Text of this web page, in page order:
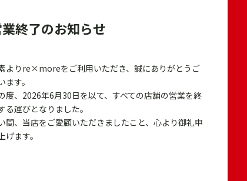
終了のお知らせ
よりre×moreをご利用いただき、誠にありがとうご
ます。
度、2026年6月30日を以て、すべての店舗の営業を終
る運びとなりました。
間、当店をご愛顧いただきましたこと、心より御礼申
げます。